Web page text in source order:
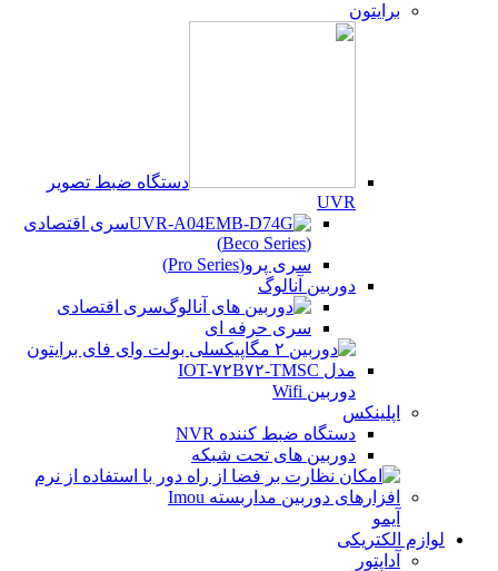
برایتون
دستگاه ضبط تصویر
UVR
سری اقتصادی
(Beco Series)
سری پرو(Pro Series)
دوربین آنالوگ
سری اقتصادی
سری حرفه ای
دوربین Wifi
اپلینکس
دستگاه ضبط کننده NVR
دوربین های تحت شبکه
آیمو
لوازم الکتریکی
آداپتور